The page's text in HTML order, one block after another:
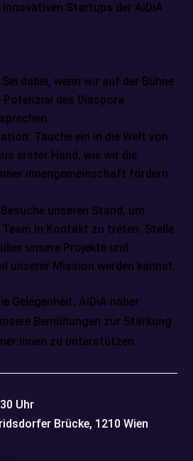
Startups der AiDiA
dabei, wenn wir auf der Bühne
des Diaspora
Tauche ein in die Welt von
erster Hand, wie wir die
fördern
unseren Stand, um
in Kontakt zu treten. Stelle
unsere Projekte und
unserer Mission werden kannst.
Gelegenheit, AiDiA näher
Bemühungen zur Stärkung
zu unterstützen.
Uhr
Brücke, 1210 Wien